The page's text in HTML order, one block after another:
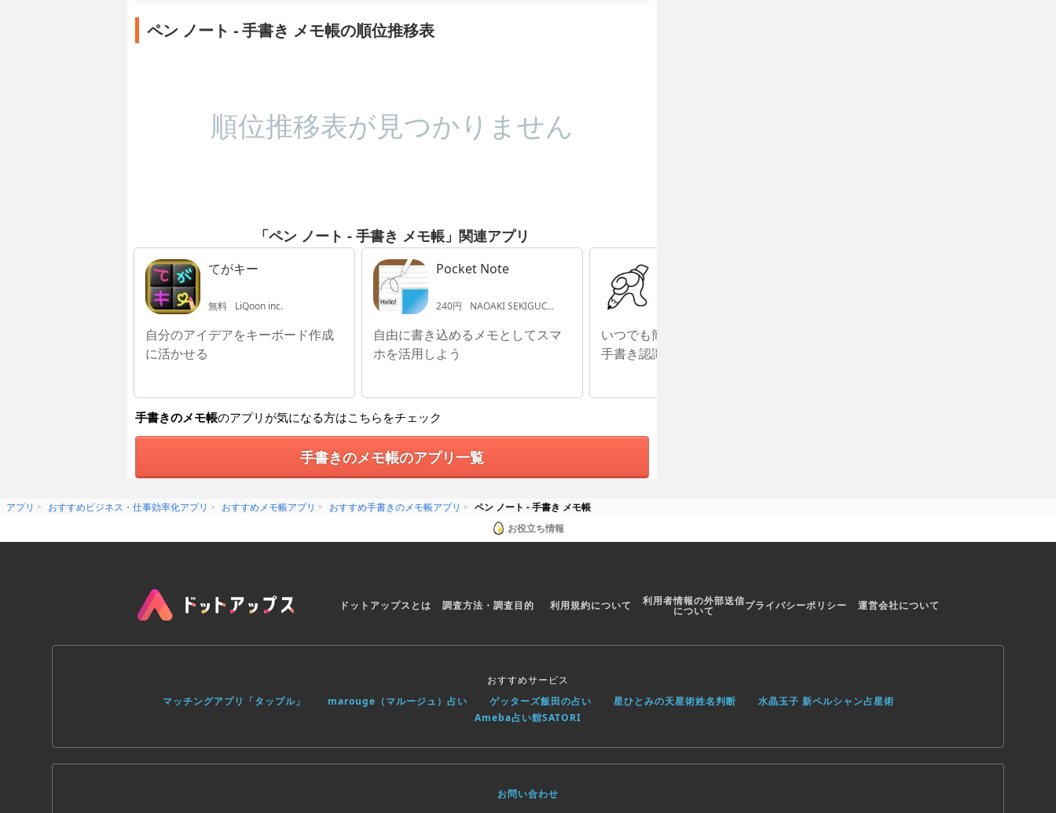
ペン ノート - 手書き メモ帳の順位推移表
順位推移表が見つかりません
「ペン ノート - 手書き メモ帳」関連アプリ
てがキー
無料 LiQoon inc.
自分のアイデアをキーボード作成
に活かせる
Pocket Note
240円 NAOAKI SEKIGUCHI
自由に書き込めるメモとしてスマ
ホを活用しよう
いつでも簡単手書き入力！高度な
手書き認識エンジン搭載
手書きのメモ帳のアプリが気になる方はこちらをチェック
手書きのメモ帳のアプリ一覧
アプリ おすすめビジネス・仕事効率化アプリ おすすめメモ帳アプリ おすすめ手書きのメモ帳アプリ
ペン ノート - 手書き メモ帳
お役立ち情報
ドットアップスとは 調査方法・調査目的 利用規約について 利用者情報の外部送信
について プライバシーポリシー 運営会社について
おすすめサービス
マッチングアプリ「タップル」
marouge（マルージュ）占い ゲッターズ飯田の占い 星ひとみの天星術姓名判断
水晶玉子 新ペルシャン占星術
Ameba占い館SATORI
お問い合わせ